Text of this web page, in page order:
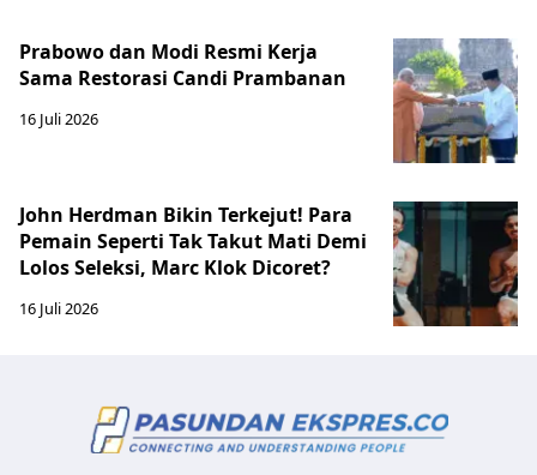
Prabowo dan Modi Resmi Kerja
Sama Restorasi Candi Prambanan
16 Juli 2026
John Herdman Bikin Terkejut! Para
Pemain Seperti Tak Takut Mati Demi
Lolos Seleksi, Marc Klok Dicoret?
16 Juli 2026